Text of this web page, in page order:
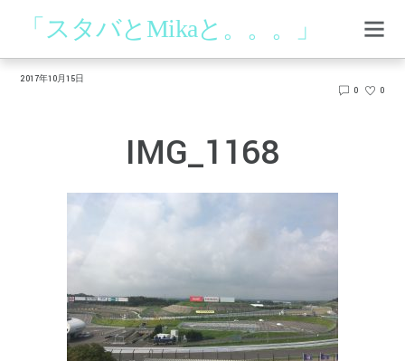
「スタバとMikaと。。。」
2017年10月15日
0
0
IMG_1168